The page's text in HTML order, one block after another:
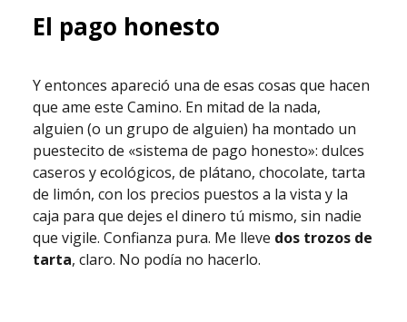
El pago honesto
Y entonces apareció una de esas cosas que hacen
que ame este Camino. En mitad de la nada,
alguien (o un grupo de alguien) ha montado un
puestecito de «sistema de pago honesto»: dulces
caseros y ecológicos, de plátano, chocolate, tarta
de limón, con los precios puestos a la vista y la
caja para que dejes el dinero tú mismo, sin nadie
que vigile. Confianza pura. Me lleve dos trozos de
tarta, claro. No podía no hacerlo.